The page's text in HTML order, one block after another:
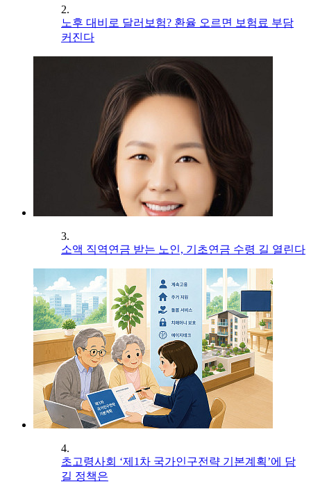
2.
노후 대비로 달러보험? 환율 오르면 보험료 부담
커진다
3.
소액 직역연금 받는 노인, 기초연금 수령 길 열린다
4.
초고령사회 ‘제1차 국가인구전략 기본계획’에 담
길 정책은